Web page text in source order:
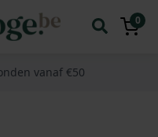
0
vanaf €50